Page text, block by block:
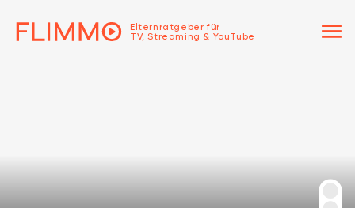
Elternratgeber für
TV, Streaming & YouTube
menu